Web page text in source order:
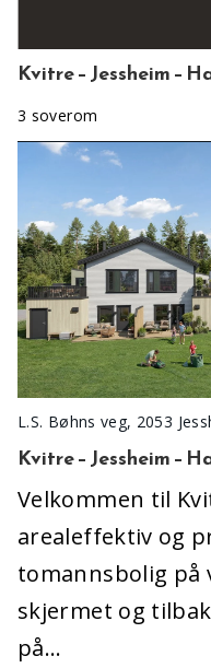
Kvitre – Jessheim –
3 soverom
L.S. Bøhns veg, 2053
Kvitre – Jessheim –
Velkommen til
arealeffektiv og
tomannsbolig på
skjermet og
på…